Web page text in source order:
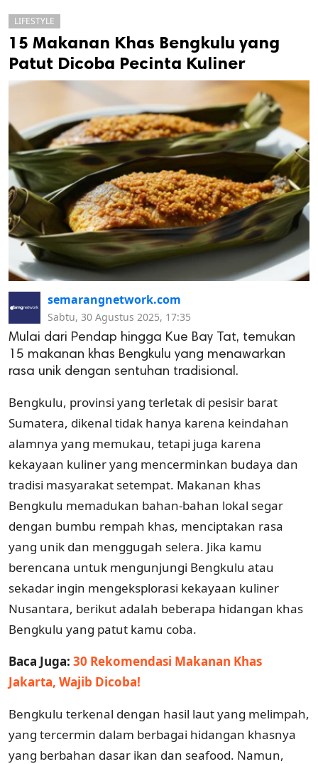
cipta.
LIFESTYLE
15 Makanan Khas Bengkulu yang
Patut Dicoba Pecinta Kuliner
semarangnetwork.com
Sabtu, 30 Agustus 2025, 17:35
Mulai dari Pendap hingga Kue Bay Tat, temukan
15 makanan khas Bengkulu yang menawarkan
rasa unik dengan sentuhan tradisional.
Bengkulu, provinsi yang terletak di pesisir barat
Sumatera, dikenal tidak hanya karena keindahan
alamnya yang memukau, tetapi juga karena
kekayaan kuliner yang mencerminkan budaya dan
tradisi masyarakat setempat. Makanan khas
Bengkulu memadukan bahan-bahan lokal segar
dengan bumbu rempah khas, menciptakan rasa
yang unik dan menggugah selera. Jika kamu
berencana untuk mengunjungi Bengkulu atau
sekadar ingin mengeksplorasi kekayaan kuliner
Nusantara, berikut adalah beberapa hidangan khas
Bengkulu yang patut kamu coba.
Baca Juga: 30 Rekomendasi Makanan Khas
Jakarta, Wajib Dicoba!
Bengkulu terkenal dengan hasil laut yang melimpah,
yang tercermin dalam berbagai hidangan khasnya
yang berbahan dasar ikan dan seafood. Namun,